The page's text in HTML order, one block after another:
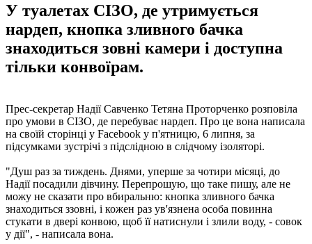
У туалетах СІЗО, де утримується
нардеп, кнопка зливного бачка
знаходиться зовні камери і доступна
тільки конвоїрам.
Прес-секретар Надії Савченко Тетяна Проторченко розповіла
про умови в СІЗО, де перебуває нардеп. Про це вона написала
на своїй сторінці у Facebook у п'ятницю, 6 липня, за
підсумками зустрічі з підслідною в слідчому ізоляторі.
"Душ раз за тиждень. Днями, уперше за чотири місяці, до
Надії посадили дівчину. Перепрошую, що таке пишу, але не
можу не сказати про вбиральню: кнопка зливного бачка
знаходиться ззовні, і кожен раз ув'язнена особа повинна
стукати в двері конвою, щоб її натиснули і злили воду, - совок
у дії", - написала вона.